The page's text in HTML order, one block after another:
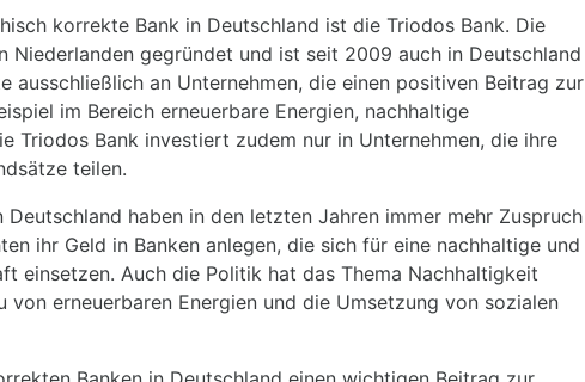
korrekte Bank in Deutschland ist die Triodos Bank. Die
Niederlanden gegründet und ist seit 2009 auch in Deutschland
ausschließlich an Unternehmen, die einen positiven Beitrag zur
im Bereich erneuerbare Energien, nachhaltige
Triodos Bank investiert zudem nur in Unternehmen, die ihre
teilen.
haben in den letzten Jahren immer mehr Zuspruch
ihr Geld in Banken anlegen, die sich für eine nachhaltige und
einsetzen. Auch die Politik hat das Thema Nachhaltigkeit
erneuerbaren Energien und die Umsetzung von sozialen